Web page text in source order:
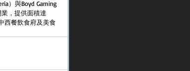
）與Boyd Gaming
，提供面積達
西餐飲食府及美食